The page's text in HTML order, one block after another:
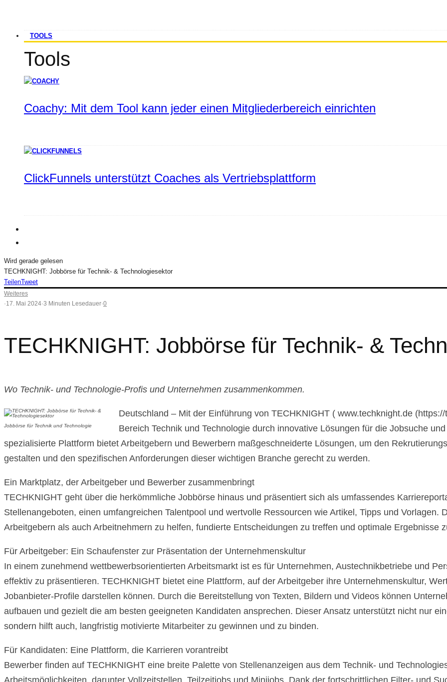
TOOLS
Tools
Coachy: Mit dem Tool kann jeder einen Mitgliederbereich einrichten
ClickFunnels unterstützt Coaches als Vertriebsplattform
Wird gerade gelesen
TECHKNIGHT: Jobbörse für Technik- & Technologiesektor
TeilenTweet
Weiteres
·17. Mai 2024·3 Minuten Lesedauer·0
TECHKNIGHT: Jobbörse für Technik- &
Wo Technik- und Technologie-Profis und Unternehmen zusammenkommen.
Jobbörse für Technik und Technologie
Deutschland – Mit der Einführung von TECHKNIGHT ( www.techknight.de
Bereich Technik und Technologie durch innovative Lösungen für die Jobsuche
spezialisierte Plattform bietet Arbeitgebern und Bewerbern maßgeschneiderte Lösungen, um den
gestalten und den spezifischen Anforderungen dieser wichtigen Branche gerecht zu werden.
Ein Marktplatz, der Arbeitgeber und Bewerber zusammenbringt
TECHKNIGHT geht über die herkömmliche Jobbörse hinaus und präsentiert sich als umfassendes
Stellenangeboten, einen umfangreichen Talentpool und wertvolle Ressourcen wie Artikel, Tipps und Vorlagen.
Arbeitgebern als auch Arbeitnehmern zu helfen, fundierte Entscheidungen zu treffen und optimale Ergebnisse
Für Arbeitgeber: Ein Schaufenster zur Präsentation der Unternehmenskultur
In einem zunehmend wettbewerbsorientierten Arbeitsmarkt ist es für Unternehmen, Austechnikbetriebe und
effektiv zu präsentieren. TECHKNIGHT bietet eine Plattform, auf der Arbeitgeber ihre Unternehmenskultur,
Jobanbieter-Profile darstellen können. Durch die Bereitstellung von Texten, Bildern und Videos können
aufbauen und gezielt die am besten geeigneten Kandidaten ansprechen. Dieser Ansatz unterstützt nicht nur
sondern hilft auch, langfristig motivierte Mitarbeiter zu gewinnen und zu binden.
Für Kandidaten: Eine Plattform, die Karrieren vorantreibt
Bewerber finden auf TECHKNIGHT eine breite Palette von Stellenanzeigen aus dem Technik- und